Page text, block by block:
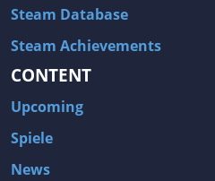
Steam Database
Steam Achievements
CONTENT
Upcoming
Spiele
News